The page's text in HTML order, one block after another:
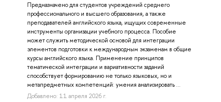
Предназначено для студентов учреждений среднего
профессионального и высшего образования, а также
преподавателей английского языка, ищущих современные
инструменты организации учебного процесса. Пособие
может служить методической основой для интеграции
элементов подготовки к международным экзаменам в общие
курсы английского языка. Применение принципов
тематической интеграции и вариативности заданий
способствует формированию не только языковых, но и
метапредметных компетенций: умения анализировать ...
Добавлено: 11 апреля 2026 г.